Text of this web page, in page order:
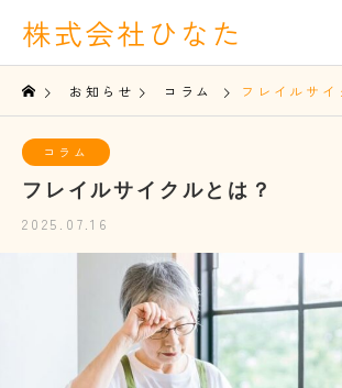
株式会社ひなた
お知らせ コラム フレイルサイ
コラム
フレイルサイクルとは？
2025.07.16